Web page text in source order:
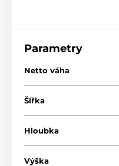
Parametry
Netto váha
Šířka
Hloubka
Výška